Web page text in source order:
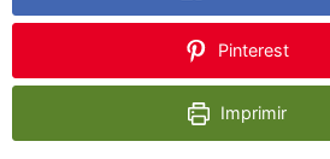
Pinterest
Imprimir